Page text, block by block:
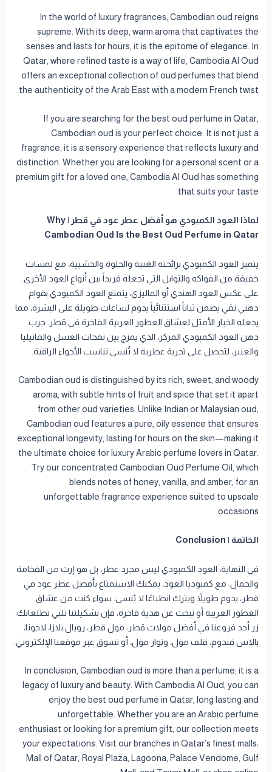
In the world of luxury fragrances, Cambodian oud reigns
supreme. With its deep, warm aroma that captivates the
senses and lasts for hours, it is the epitome of elegance. In
Qatar, where refined taste is a way of life, Cambodia Al Oud
offers an exceptional collection of oud perfumes that blend
the authenticity of the Arab East with a modern French twist.
If you are searching for the best oud perfume in Qatar,
Cambodian oud is your perfect choice. It is not just a
fragrance; it is a sensory experience that reflects luxury and
distinction. Whether you are looking for a personal scent or a
premium gift for a loved one, Cambodia Al Oud has something
that suits your taste.
لماذا العود الكمبودي هو أفضل عطر عود في قطر | Why
Cambodian Oud Is the Best Oud Perfume in Qatar
يتميز العود الكمبودي برائحته الغنية والحلوة والخشبية، مع لمسات
خفيفة من الفواكه والتوابل التي تجعله فريداً بين أنواع العود الأخرى.
على عكس العود الهندي أو الماليزي، يتمتع العود الكمبودي بقوام
دهني نقي يضمن ثباتاً استثنائياً يدوم لساعات طويلة على البشرة، مما
يجعله الخيار الأمثل لعشاق العطور العربية الفاخرة في قطر. جرب
دهن العود الكمبودي المركز، الذي يمزج بين نفحات العسل والفانيليا
والعنبر، لتحصل على تجربة عطرية لا تُنسى تناسب الأجواء الراقية.
Cambodian oud is distinguished by its rich, sweet, and woody
aroma, with subtle hints of fruit and spice that set it apart
from other oud varieties. Unlike Indian or Malaysian oud,
Cambodian oud features a pure, oily essence that ensures
exceptional longevity, lasting for hours on the skin—making it
the ultimate choice for luxury Arabic perfume lovers in Qatar.
Try our concentrated Cambodian Oud Perfume Oil, which
blends notes of honey, vanilla, and amber, for an
unforgettable fragrance experience suited to upscale
occasions.
الخاتمة | Conclusion
في النهاية، العود الكمبودي ليس مجرد عطر، بل هو إرث من الفخامة
والجمال. مع كمبوديا العود، يمكنك الاستمتاع بأفضل عطر عود في
قطر، يدوم طويلاً ويترك انطباعًا لا يُنسى. سواء كنت من عشاق
العطور العربية أو تبحث عن هدية فاخرة، فإن تشكيلتنا تلبي تطلعاتك.
زر أحد فروعنا في أفضل مولات قطر: مول قطر، رويال بلازا، لاجونا،
بالاس فندوم، قلف مول، وتوار مول، أو تسوق عبر موقعنا الإلكتروني.
In conclusion, Cambodian oud is more than a perfume; it is a
legacy of luxury and beauty. With Cambodia Al Oud, you can
enjoy the best oud perfume in Qatar, long lasting and
unforgettable. Whether you are an Arabic perfume
enthusiast or looking for a premium gift, our collection meets
your expectations. Visit our branches in Qatar’s finest malls:
Mall of Qatar, Royal Plaza, Lagoona, Palace Vendome, Gulf